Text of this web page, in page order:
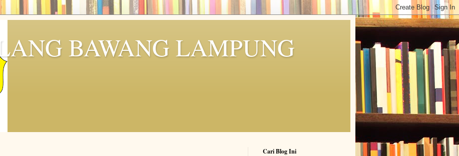
BAWANG LAMPUNG
Cari Blog Ini